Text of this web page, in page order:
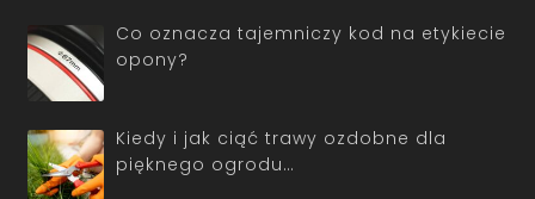
Co oznacza tajemniczy kod na etykiecie
opony?
Kiedy i jak ciąć trawy ozdobne dla
pięknego ogrodu…